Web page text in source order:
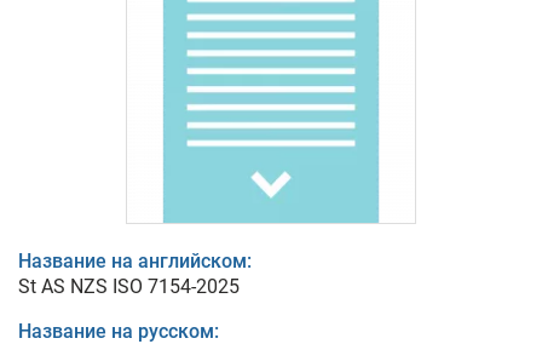
Название на английском:
St AS NZS ISO 7154-2025
Название на русском: